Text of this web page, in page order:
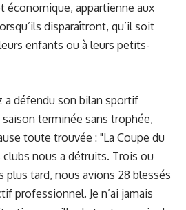
économique, appartienne aux
disparaîtront, qu’il soit
enfants ou à leurs petits-
a défendu son bilan sportif
terminée sans trophée,
toute trouvée : "La Coupe du
nous a détruits. Trois ou
plus tard, nous avions 28 blessés
professionnel. Je n’ai jamais